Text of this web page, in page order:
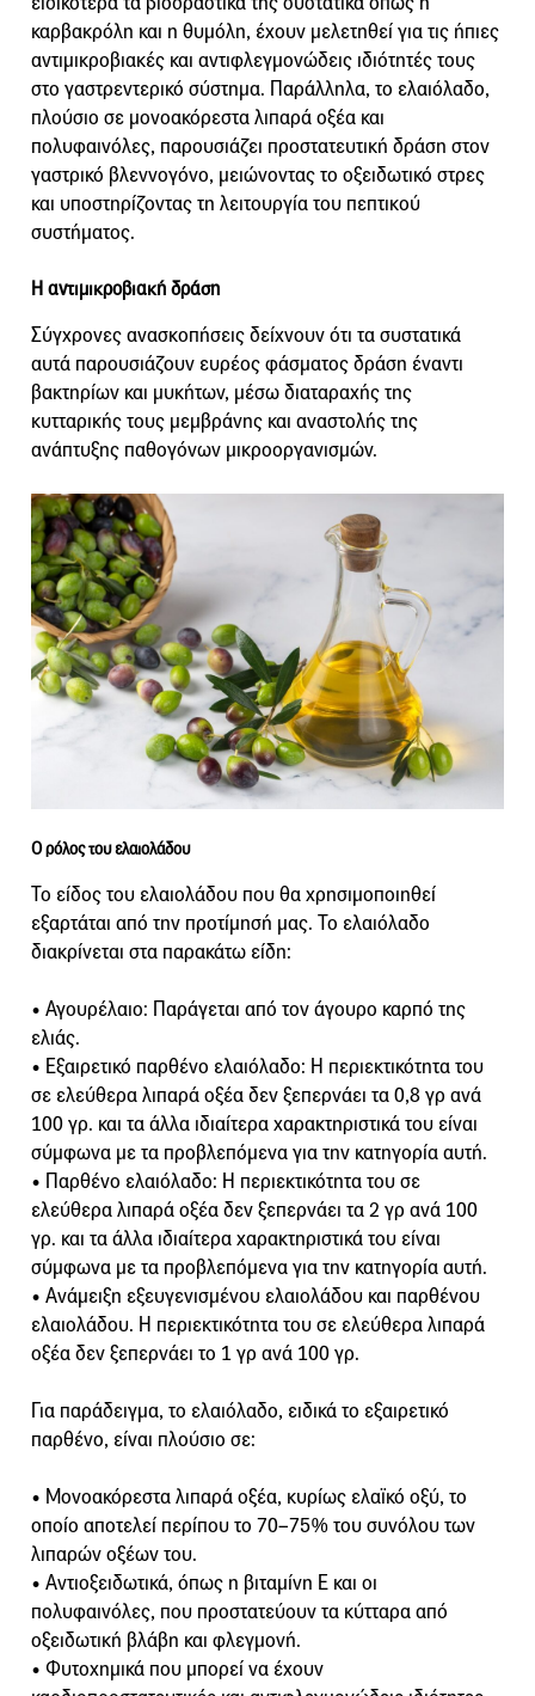
καρβακρόλη και η θυμόλη, έχουν μελετηθεί για τις ήπιες
αντιμικροβιακές και αντιφλεγμονώδεις ιδιότητές τους
στο γαστρεντερικό σύστημα. Παράλληλα, το ελαιόλαδο,
πλούσιο σε μονοακόρεστα λιπαρά οξέα και
πολυφαινόλες, παρουσιάζει προστατευτική δράση στον
γαστρικό βλεννογόνο, μειώνοντας το οξειδωτικό στρες
και υποστηρίζοντας τη λειτουργία του πεπτικού
συστήματος.
Η αντιμικροβιακή δράση
Σύγχρονες ανασκοπήσεις δείχνουν ότι τα συστατικά
αυτά παρουσιάζουν ευρέος φάσματος δράση έναντι
βακτηρίων και μυκήτων, μέσω διαταραχής της
κυτταρικής τους μεμβράνης και αναστολής της
ανάπτυξης παθογόνων μικροοργανισμών.
Ο ρόλος του ελαιολάδου
Το είδος του ελαιολάδου που θα χρησιμοποιηθεί
εξαρτάται από την προτίμησή μας. Το ελαιόλαδο
διακρίνεται στα παρακάτω είδη:
• Αγουρέλαιο: Παράγεται από τον άγουρο καρπό της
ελιάς.
• Εξαιρετικό παρθένο ελαιόλαδο: Η περιεκτικότητα του
σε ελεύθερα λιπαρά οξέα δεν ξεπερνάει τα 0,8 γρ ανά
100 γρ. και τα άλλα ιδιαίτερα χαρακτηριστικά του είναι
σύμφωνα με τα προβλεπόμενα για την κατηγορία αυτή.
• Παρθένο ελαιόλαδο: Η περιεκτικότητα του σε
ελεύθερα λιπαρά οξέα δεν ξεπερνάει τα 2 γρ ανά 100
γρ. και τα άλλα ιδιαίτερα χαρακτηριστικά του είναι
σύμφωνα με τα προβλεπόμενα για την κατηγορία αυτή.
• Ανάμειξη εξευγενισμένου ελαιολάδου και παρθένου
ελαιολάδου. Η περιεκτικότητα του σε ελεύθερα λιπαρά
οξέα δεν ξεπερνάει το 1 γρ ανά 100 γρ.
Για παράδειγμα, το ελαιόλαδο, ειδικά το εξαιρετικό
παρθένο, είναι πλούσιο σε:
• Μονοακόρεστα λιπαρά οξέα, κυρίως ελαϊκό οξύ, το
οποίο αποτελεί περίπου το 70–75% του συνόλου των
λιπαρών οξέων του.
• Αντιοξειδωτικά, όπως η βιταμίνη Ε και οι
πολυφαινόλες, που προστατεύουν τα κύτταρα από
οξειδωτική βλάβη και φλεγμονή.
• Φυτοχημικά που μπορεί να έχουν